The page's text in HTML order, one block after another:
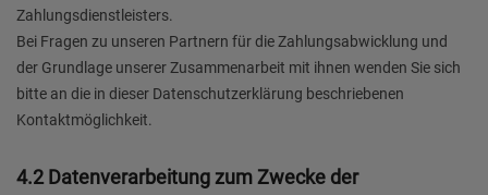
Zahlungsdienstleisters.
Bei Fragen zu unseren Partnern für die Zahlungsabwicklung und
der Grundlage unserer Zusammenarbeit mit ihnen wenden Sie sich
bitte an die in dieser Datenschutzerklärung beschriebenen
Kontaktmöglichkeit.
4.2 Datenverarbeitung zum Zwecke der